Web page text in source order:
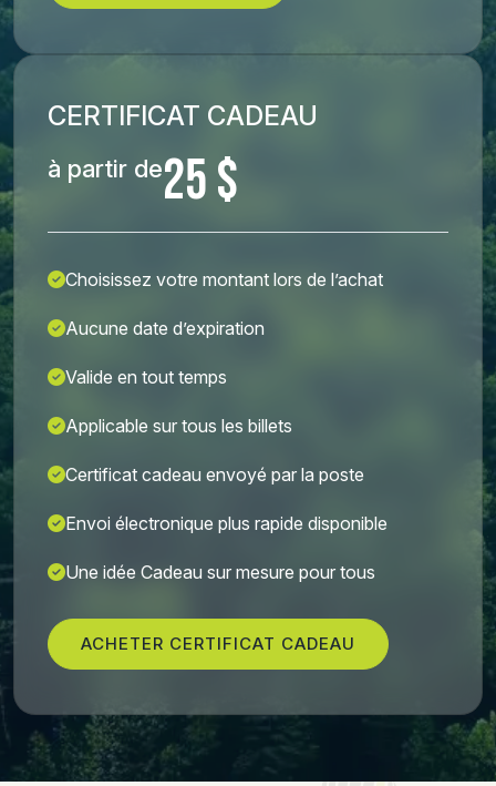
CERTIFICAT CADEAU
à partir de25 $
Choisissez votre montant lors de l’achat
Aucune date d’expiration
Valide en tout temps
Applicable sur tous les billets
Certificat cadeau envoyé par la poste
Envoi électronique plus rapide disponible
Une idée Cadeau sur mesure pour tous
ACHETER CERTIFICAT CADEAU